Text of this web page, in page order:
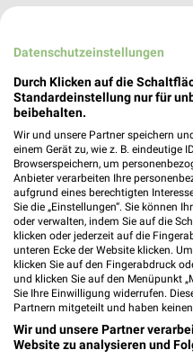
C&A Hamburg
21029 Hamburg
29,89 km
Datenschutzeinstellungen
Durch Klicken auf die
Standardeinstellung nur für
beibehalten.
Wir und unsere Partner speichern
einem Gerät zu, wie z. B. eindeutige
Browserspeichern, um
Anbieter verarbeiten Ihre
aufgrund eines berechtigten
Sie die „Einstellungen“. Sie können
oder verwalten, indem Sie auf die
klicken oder jederzeit auf die
unteren Ecke der Website klicken.
klicken Sie auf den Fingerabdruck
und klicken Sie auf den Menüpunkt
Sie Ihre Einwilligung widerrufen.
Partnern mitgeteilt und haben
Wir und unsere Partner
Website zu analysieren und